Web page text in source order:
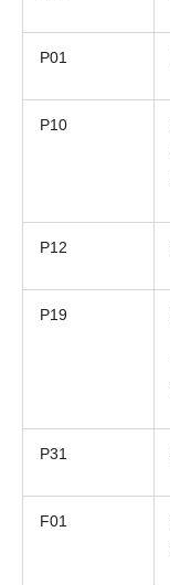
P01
P10
P12
P19
P31
F01